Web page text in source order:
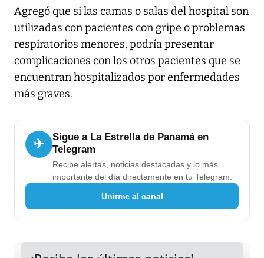
Agregó que si las camas o salas del hospital son
utilizadas con pacientes con gripe o problemas
respiratorios menores, podría presentar
complicaciones con los otros pacientes que se
encuentran hospitalizados por enfermedades
más graves.
✈
Sigue a La Estrella de Panamá en
Telegram
Recibe alertas, noticias destacadas y lo más
importante del día directamente en tu Telegram.
Unirme al canal